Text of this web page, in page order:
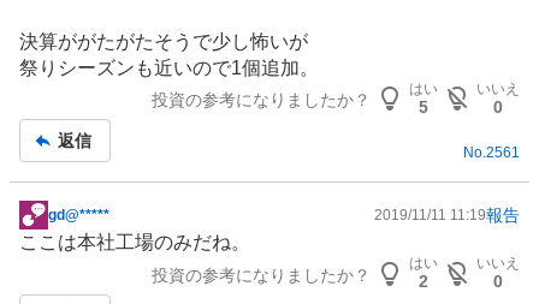
決算ががたがたそうで少し怖いが
祭りシーズンも近いので1個追加。
投資の参考になりましたか？
はい
5
いいえ
0
返信
No.2561
掲
示
gd@***** 2019/11/11 11:19報告
ここは本社工場のみだね。
投資の参考になりましたか？
はい
2
いいえ
0